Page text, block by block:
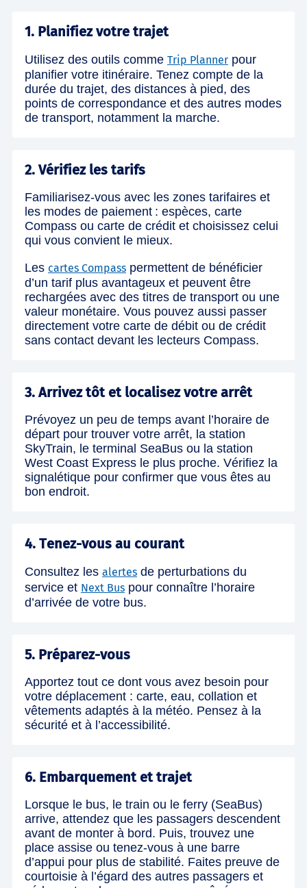
1. Planifiez votre trajet
Utilisez des outils comme Trip Planner pour
planifier votre itinéraire. Tenez compte de la
durée du trajet, des distances à pied, des
points de correspondance et des autres modes
de transport, notamment la marche.
2. Vérifiez les tarifs
Familiarisez-vous avec les zones tarifaires et
les modes de paiement : espèces, carte
Compass ou carte de crédit et choisissez celui
qui vous convient le mieux.
Les cartes Compass permettent de bénéficier
d’un tarif plus avantageux et peuvent être
rechargées avec des titres de transport ou une
valeur monétaire. Vous pouvez aussi passer
directement votre carte de débit ou de crédit
sans contact devant les lecteurs Compass.
3. Arrivez tôt et localisez votre arrêt
Prévoyez un peu de temps avant l’horaire de
départ pour trouver votre arrêt, la station
SkyTrain, le terminal SeaBus ou la station
West Coast Express le plus proche. Vérifiez la
signalétique pour confirmer que vous êtes au
bon endroit.
4. Tenez-vous au courant
Consultez les alertes de perturbations du
service et Next Bus pour connaître l’horaire
d’arrivée de votre bus.
5. Préparez-vous
Apportez tout ce dont vous avez besoin pour
votre déplacement : carte, eau, collation et
vêtements adaptés à la météo. Pensez à la
sécurité et à l’accessibilité.
6. Embarquement et trajet
Lorsque le bus, le train ou le ferry (SeaBus)
arrive, attendez que les passagers descendent
avant de monter à bord. Puis, trouvez une
place assise ou tenez-vous à une barre
d’appui pour plus de stabilité. Faites preuve de
courtoisie à l’égard des autres passagers et